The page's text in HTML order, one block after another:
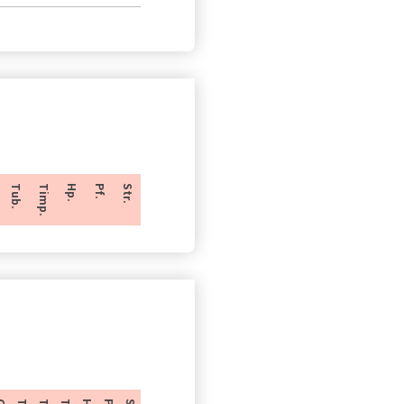
Tub. Timp. Hp. Pf. Str.